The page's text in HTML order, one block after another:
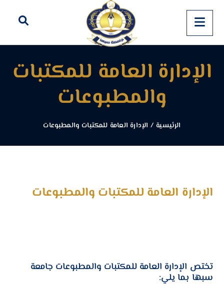
الإدارة العامة للمكتبات
والمطبوعات
الرئيسية / الإدارة العامة للمكتبات والمطبوعات
الإدارة العامة للمكتبات والمطبوعات
تختص الإدارة العامة للمكتبات والمطبوعات جامعة
سبها بما يلي: